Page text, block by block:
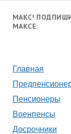
МАКС!
МАКСЕ:
Главная
Пенсионеры
Военпенсы
Досрочники